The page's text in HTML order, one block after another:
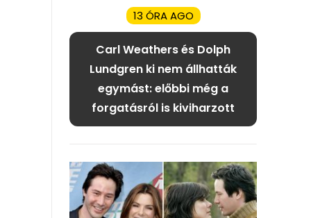
13 ÓRA AGO
Carl Weathers és Dolph
Lundgren ki nem állhatták
egymást: előbbi még a
forgatásról is kiviharzott